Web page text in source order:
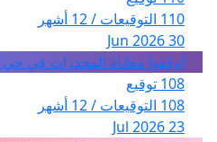
110 التوقيعات / 12 أشهر
30 Jun 2026
أوقفوا معاناة المخدرات في حي H وأعيدوا الأمان إلى حينا!
108 توقيع
108 التوقيعات / 12 أشهر
23 Jul 2026